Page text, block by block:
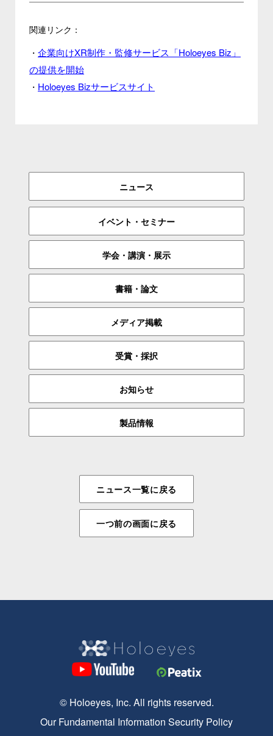
ニュース
イベント・セミナー
学会・講演・展示
書籍・論文
メディア掲載
受賞・採択
お知らせ
製品情報
関連リンク：
・ 企業向けXR制作・監修サービス「Holoeyes Biz」
の提供を開始
・ Holoeyes Bizサービスサイト
ニュース一覧に戻る
一つ前の画面に戻る
© Holoeyes, Inc. All rights reserved.
Our Fundamental Information Security Policy